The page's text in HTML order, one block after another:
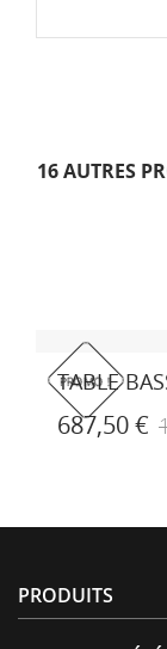
TABLE
16 AUTRES
PRODUITS